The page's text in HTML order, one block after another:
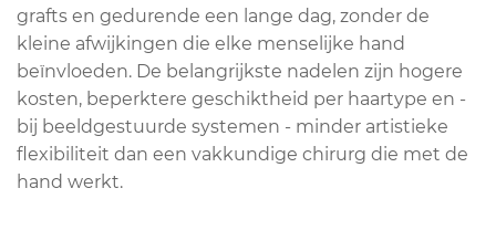
grafts en gedurende een lange dag, zonder de
kleine afwijkingen die elke menselijke hand
beïnvloeden. De belangrijkste nadelen zijn hogere
kosten, beperktere geschiktheid per haartype en -
bij beeldgestuurde systemen - minder artistieke
flexibiliteit dan een vakkundige chirurg die met de
hand werkt.